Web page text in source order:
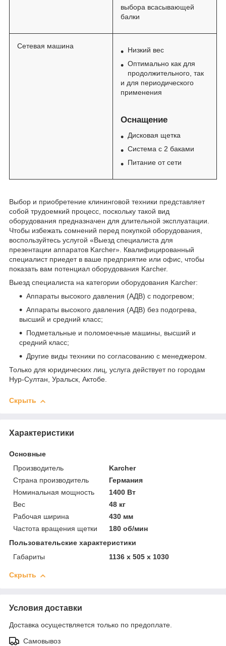
выбора всасывающей
балки
Сетевая машина
Низкий вес
Оптимально как для
продолжительного, так
и для периодического
применения
Оснащение
Дисковая щетка
Система с 2 баками
Питание от сети
Выбор и приобретение клининговой техники представляет
собой трудоемкий процесс, поскольку такой вид
оборудования предназначен для длительной эксплуатации.
Чтобы избежать сомнений перед покупкой оборудования,
воспользуйтесь услугой «Выезд специалиста для
презентации аппаратов Karcher». Квалифицированный
специалист приедет в ваше предприятие или офис, чтобы
показать вам потенциал оборудования Karcher.
Выезд специалиста на категории оборудования Karcher:
Аппараты высокого давления (АДВ) с подогревом;
Аппараты высокого давления (АДВ) без подогрева,
высший и средний класс;
Подметальные и поломоечные машины, высший и
средний класс;
Другие виды техники по согласованию с менеджером.
Только для юридических лиц, услуга действует по городам
Нур-Султан, Уральск, Актобе.
Скрыть
Характеристики
Основные
Производитель
Karcher
Страна производитель
Германия
Номинальная мощность
1400 Вт
Вес
48 кг
Рабочая ширина
430 мм
Частота вращения щетки
180 об/мин
Пользовательские характеристики
Габариты
1136 x 505 x 1030
Скрыть
Условия доставки
Доставка осуществляется только по предоплате.
Самовывоз